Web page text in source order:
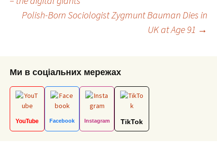
navigation
Polish-Born Sociologist Zygmunt Bauman Dies in
UK at Age 91 →
Ми в соціальних мережах
YouTube Facebook Instagram TikTok